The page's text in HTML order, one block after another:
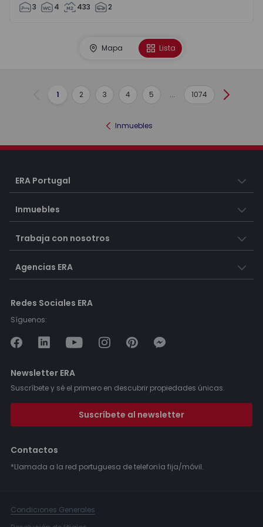
3 4 433 2
Mapa Lista
Anterior
1 2 3 4 5 ... 1074
Inmuebles
ERA Portugal
Inmuebles
Trabaja con nosotros
Agencias ERA
Redes Sociales ERA
Síguenos:
Newsletter ERA
Suscríbete y sé el primero en descubrir propiedades únicas.
Suscríbete al newsletter
Contactos
*Llamada a la red portuguesa de telefonía fija/móvil.
Condiciones Generales